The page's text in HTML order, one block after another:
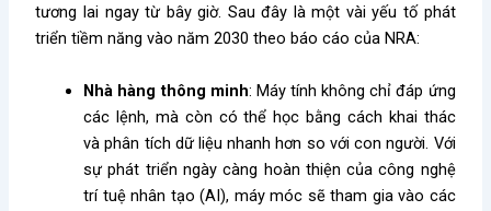
tương lai ngay từ bây giờ. Sau đây là một vài yếu tố phát
triển tiềm năng vào năm 2030 theo báo cáo của NRA:
Nhà hàng thông minh: Máy tính không chỉ đáp ứng
các lệnh, mà còn có thể học bằng cách khai thác
và phân tích dữ liệu nhanh hơn so với con người. Với
sự phát triển ngày càng hoàn thiện của công nghệ
trí tuệ nhân tạo (AI), máy móc sẽ tham gia vào các